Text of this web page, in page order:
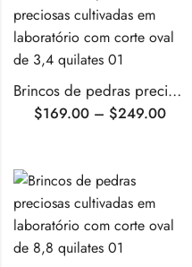
Brincos de pedras preciosas cultivadas em laboratório com corte oval de 3,4 quilates
$169.00 – $249.00